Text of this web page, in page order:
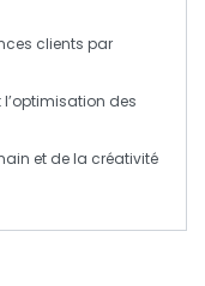
clients par
l’optimisation des
et de la créativité